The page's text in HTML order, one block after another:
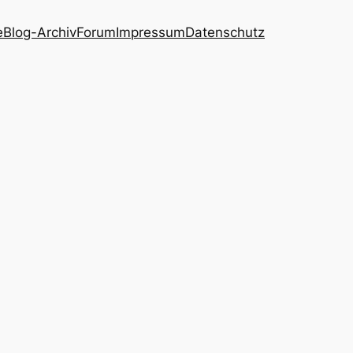
Blog-ArchivForumImpressumDatenschutz